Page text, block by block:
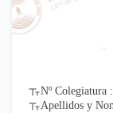
Nº Colegiatura
Apellidos y